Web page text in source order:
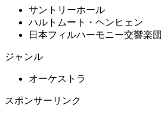
サントリーホール
ハルトムート・ヘンヒェン
日本フィルハーモニー交響楽団
ジャンル
オーケストラ
スポンサーリンク